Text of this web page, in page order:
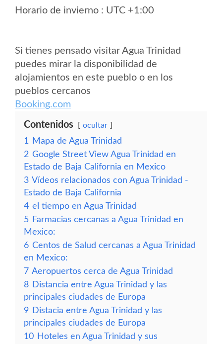
Horario de invierno : UTC +1:00
Si tienes pensado visitar Agua Trinidad
puedes mirar la disponibilidad de
alojamientos en este pueblo o en los
pueblos cercanos
Booking.com
Contenidos ocultar
1
Mapa de Agua Trinidad
2 Google Street View Agua Trinidad en
Estado de Baja California en Mexico
3 Vídeos relacionados con Agua Trinidad -
Estado de Baja California
4 el tiempo en Agua Trinidad
5 Farmacias cercanas a Agua Trinidad en
Mexico:
6 Centos de Salud cercanas a Agua Trinidad
en Mexico:
7 Aeropuertos cerca de Agua Trinidad
8 Distancia entre Agua Trinidad y las
principales ciudades de Europa
9 Distacia entre Agua Trinidad y las
principales ciudades de Europa
10 Hoteles en Agua Trinidad y sus